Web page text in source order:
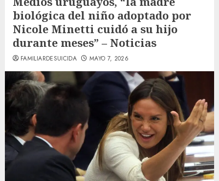
biológica del niño adoptado por
Nicole Minetti cuidó a su hijo
durante meses” – Noticias
FAMILIARDESUICIDA MAYO 7, 2026